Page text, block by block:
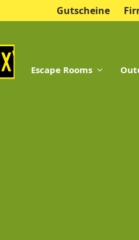
Gutscheine
Escape Rooms